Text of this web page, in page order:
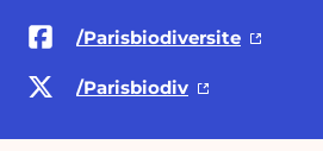
/Parisbiodiversite
/Parisbiodiv